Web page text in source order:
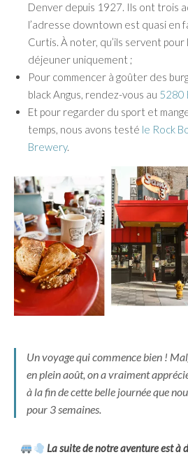
Denver depuis 1927. Ils ont trois
l’adresse downtown est quasi en
Curtis. À noter, qu’ils servent
déjeuner uniquement ;
Pour commencer à goûter des
black Angus, rendez-vous au 5280
Et pour regarder du sport et
temps, nous avons testé le Rock
Brewery.
Un voyage qui commence bien !
en plein août, on a vraiment
à la fin de cette belle journée que
pour 3 semaines.
La suite de notre aventure est à